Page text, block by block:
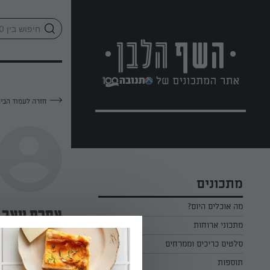
מתכונים
מה אוכלים היום?
מתכוני ארוחות
ארוחת בוקר
ארוחת צהריים
סלטים כריכים וממרחים
כל הסלטים כריכים וממרחים
תוספות
חזרה לעמוד
אפרת יואב
—